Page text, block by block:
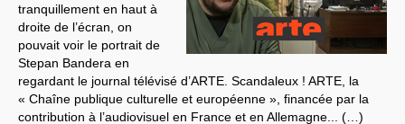
tranquillement en haut à
droite de l’écran, on
pouvait voir le portrait de
Stepan Bandera en
regardant le journal télévisé d’ARTE. Scandaleux ! ARTE, la
« Chaîne publique culturelle et européenne », financée par la
contribution à l’audiovisuel en France et en Allemagne... (…)